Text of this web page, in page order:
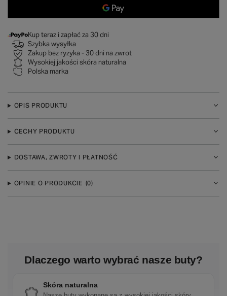
Kup teraz i zapłać za 30 dni
Szybka wysyłka
Zakup bez ryzyka - 30 dni na zwrot
Wysokiej jakości skóra naturalna
Polska marka
OPIS PRODUKTU
CECHY PRODUKTU
DOSTAWA, ZWROTY I PŁATNOŚĆ
OPINIE O PRODUKCIE (0)
Dlaczego warto wybrać nasze buty?
Skóra naturalna